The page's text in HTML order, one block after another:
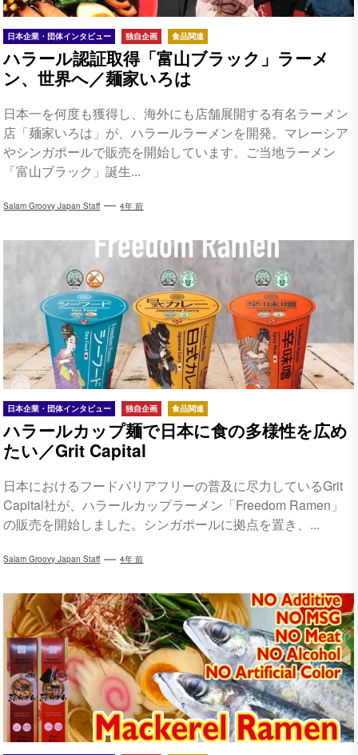
日本企業・団体インタビュー 独自企画 食品関連
ハラール認証取得「富山ブラック」ラーメ
ン、世界へ／麺家いろは
日本一を何度も獲得し、海外にも店舗展開する有名ラーメン
店「麺家いろは」が、ハラールラーメンを開発。マレーシア
やシンガポールで販売を開始しています。ご当地ラーメン
「富山ブラック」誕生...
Salam Groovy Japan Staff 4年 前
日本企業・団体インタビュー 独自企画 食品関連
ハラールカップ麺で日本に食の多様性を広め
たい／Grit Capital
日本におけるフードバリアフリーの普及に尽力しているGrit
Capital社が、ハラールカップラーメン「Freedom Ramen」
の販売を開始しました。シンガポールに拠点を置き、...
Salam Groovy Japan Staff 4年 前